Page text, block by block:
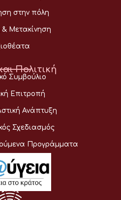
στην πόλη
& Μετακίνηση
Πολιτική
Συμβούλιο
Επιτροπή
Ανάπτυξη
Σχεδιασμός
Προγράμματα